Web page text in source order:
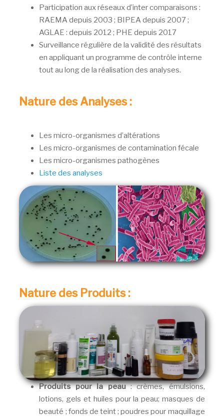
Participation aux réseaux d’inter comparaisons :
RAEMA depuis 2003 ; BIPEA depuis 2007 ;
AGLAE : depuis 2012 ; PHE depuis 2017
Surveillance régulière de la validité des résultats
en appliquant un programme de contrôle interne
tout au long de la réalisation des analyses.
Nature des Analyses :
Les micro-organismes d’altérations
Les micro-organismes de contamination fécale
Les micro-organismes pathogènes
Liste des analyses
Nature des Produits :
Produits pour la peau: crèmes, émulsions,
lotions, gels et huiles pour la peau; masques de
beauté ; fonds de teint ; poudres pour maquillage